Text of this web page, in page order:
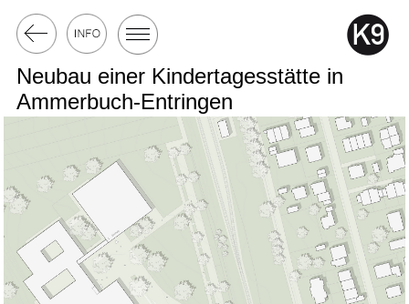
Neubau einer Kindertagesstätte in
Ammerbuch-Entringen